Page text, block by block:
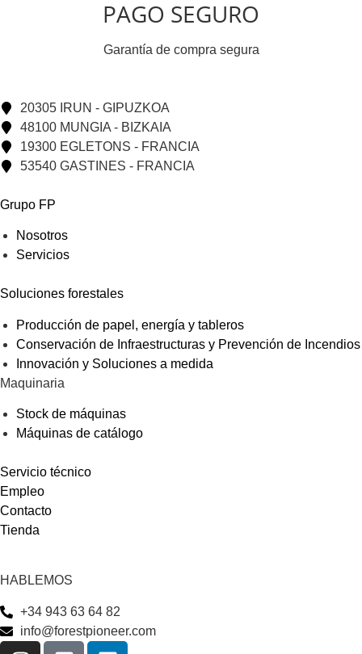
PAGO SEGURO
Garantía de compra segura
20305 IRUN - GIPUZKOA
48100 MUNGIA - BIZKAIA
19300 EGLETONS - FRANCIA
53540 GASTINES - FRANCIA
Grupo FP
Nosotros
Servicios
Soluciones forestales
Producción de papel, energía y tableros
Conservación de Infraestructuras y Prevención de Incendios
Innovación y Soluciones a medida
Maquinaria
Stock de máquinas
Máquinas de catálogo
Servicio técnico
Empleo
Contacto
Tienda
HABLEMOS
+34 943 63 64 82
info@forestpioneer.com